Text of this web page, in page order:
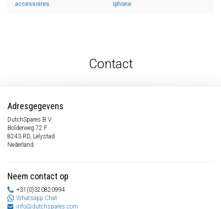
accessoires
iphone
Contact
Adresgegevens
DutchSpares B.V.
Bolderweg 72 F
8243 RD, Lelystad
Nederland
Neem contact op
+31(0)320820994
Whatsapp Chat
info@dutchspares.com